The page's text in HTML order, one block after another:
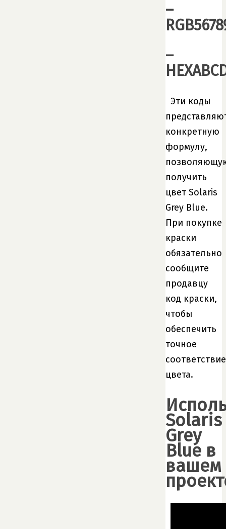
–
–
Эти коды
конкретную
формулу,
получить
цвет Solaris
Grey Blue.
При покупке
краски
обязательно
сообщите
продавцу
код краски,
чтобы
обеспечить
точное
соответствие
цвета.
Solaris
Grey
Blue в
вашем